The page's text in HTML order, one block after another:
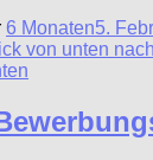
6 Monaten5.